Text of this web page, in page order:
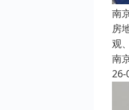
南
房
观
南
26-